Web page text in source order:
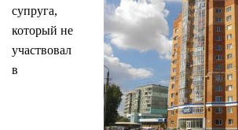
супруга,
который не
участвовал
в